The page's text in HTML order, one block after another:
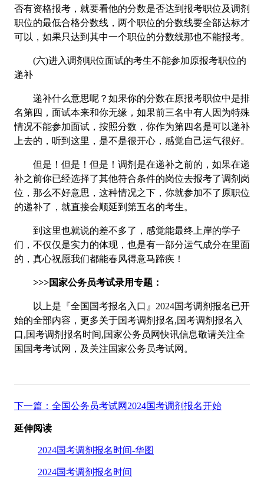
否有资格报考，就要看他的分数是否达到报考职位及调剂
职位的最低合格分数线，两个职位的分数线要全部达标才
可以，如果只达到其中一个职位的分数线那也不能报考。
(六)进入调剂职位面试的考生不能参加原报考职位的
递补
递补什么意思呢？如果你的分数在原报考职位中是排
名第四，面试本来和你无缘，如果前三名中有人因为特殊
情况不能参加面试，按照分数，你作为第四名是可以递补
上去的，听到这里，是不是很开心，感觉自己运气很好。
但是！但是！但是！调剂是在递补之前的，如果在递
补之前你已经选择了其他符合条件的岗位去报考了调剂岗
位，那么不好意思，这种情况之下，你就参加不了原职位
的递补了，就直接会顺延到第五名的考生。
到这里也就说的差不多了，感觉能最终上岸的学子
们，不仅仅是实力的体现，也是有一部分运气成分在里面
的，真心祝愿我们都能春风得意马蹄疾！
>>>国家公务员考试录用专题：
以上是『全国国考报名入口』2024国考调剂报名已开
始的全部内容，更多关于国考调剂报名,国考调剂报名入
口,国考调剂报名时间,国家公务员网快讯信息敬请关注全
国国考考试网，及关注国家公务员考试网。
下一篇：全国公务员考试网2024国考调剂报名开始
延伸阅读
2024国考调剂报名时间-华图
2024国考调剂报名时间